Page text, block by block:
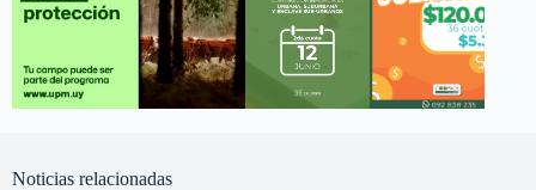
Noticias relacionadas